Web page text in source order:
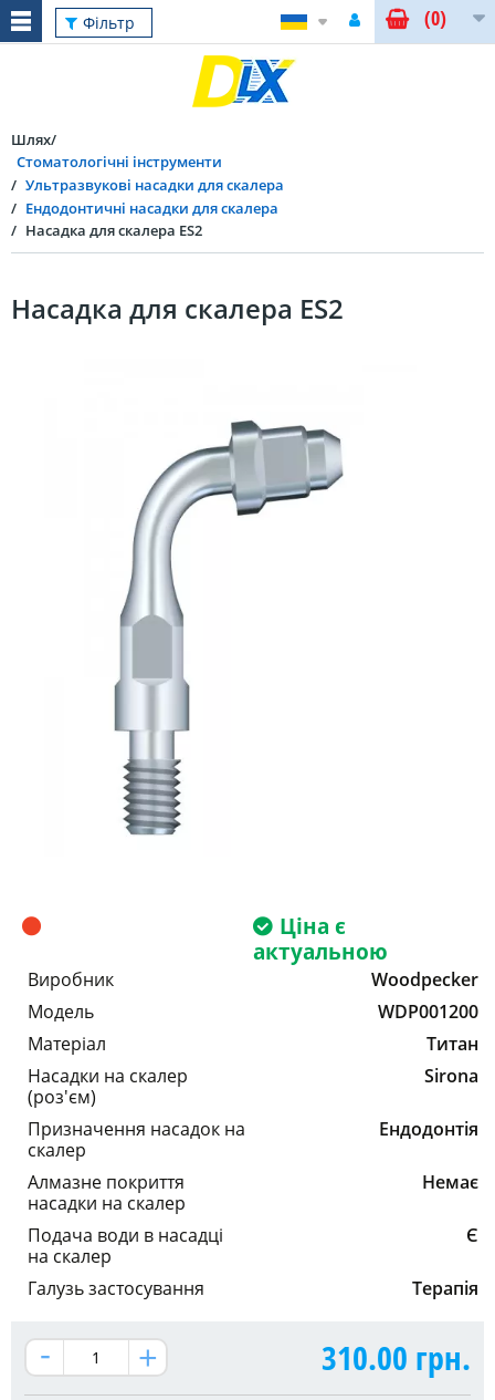
Фільтр (0)
Шлях
Стоматологічні інструменти
Ультразвукові насадки для скалера
Ендодонтичні насадки для скалера
Насадка для скалера ES2
Насадка для скалера ES2
Ціна є
актуальною
Виробник
Woodpecker
Модель
WDP001200
Матеріал
Титан
Насадки на скалер
(роз'єм)
Sirona
Призначення насадок на
скалер
Ендодонтія
Алмазне покриття
насадки на скалер
Немає
Подача води в насадці
на скалер
Є
Галузь застосування Терапія
310.00 грн.